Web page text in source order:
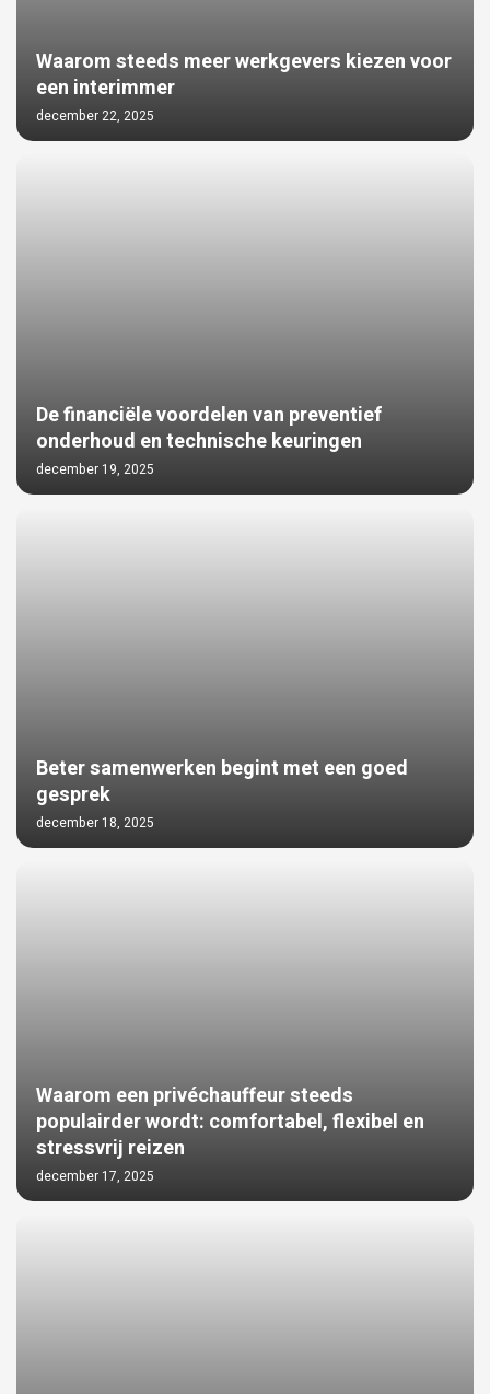
Waarom steeds meer werkgevers kiezen voor
een interimmer
december 22, 2025
De financiële voordelen van preventief
onderhoud en technische keuringen
december 19, 2025
Beter samenwerken begint met een goed
gesprek
december 18, 2025
Waarom een privéchauffeur steeds
populairder wordt: comfortabel, flexibel en
stressvrij reizen
december 17, 2025